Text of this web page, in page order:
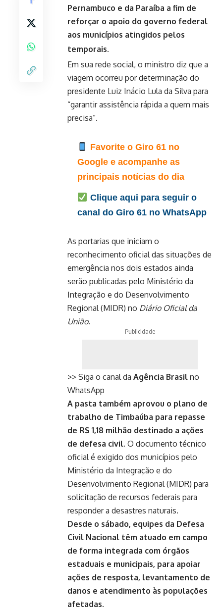
Pernambuco e da Paraíba a fim de
reforçar o apoio do governo federal
aos municípios atingidos pelos
temporais.
Em sua rede social, o ministro diz que a
viagem ocorreu por determinação do
presidente Luiz Inácio Lula da Silva para
“garantir assistência rápida a quem mais
precisa”.
Favorite o Giro 61 no
Google e acompanhe as
principais notícias do dia
Clique aqui para seguir o
canal do Giro 61 no WhatsApp
As portarias que iniciam o
reconhecimento oficial das situações de
emergência nos dois estados ainda
serão publicadas pelo Ministério da
Integração e do Desenvolvimento
Regional (MIDR) no Diário Oficial da
União.
- Publicidade -
>> Siga o canal da Agência Brasil no
WhatsApp
A pasta também aprovou o plano de
trabalho de Timbaúba para repasse
de R$ 1,18 milhão destinado a ações
de defesa civil. O documento técnico
oficial é exigido dos municípios pelo
Ministério da Integração e do
Desenvolvimento Regional (MIDR) para
solicitação de recursos federais para
responder a desastres naturais.
Desde o sábado, equipes da Defesa
Civil Nacional têm atuado em campo
de forma integrada com órgãos
estaduais e municipais, para apoiar
ações de resposta, levantamento de
danos e atendimento às populações
afetadas.